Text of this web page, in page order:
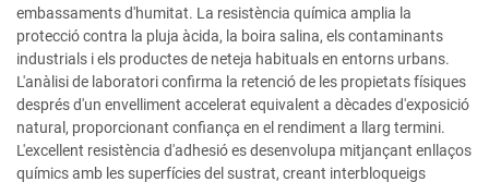
embassaments d'humitat. La resistència química amplia la
protecció contra la pluja àcida, la boira salina, els contaminants
industrials i els productes de neteja habituals en entorns urbans.
L'anàlisi de laboratori confirma la retenció de les propietats físiques
després d'un envelliment accelerat equivalent a dècades d'exposició
natural, proporcionant confiança en el rendiment a llarg termini.
L'excellent resistència d'adhesió es desenvolupa mitjançant enllaços
químics amb les superfícies del sustrat, creant interbloqueigs